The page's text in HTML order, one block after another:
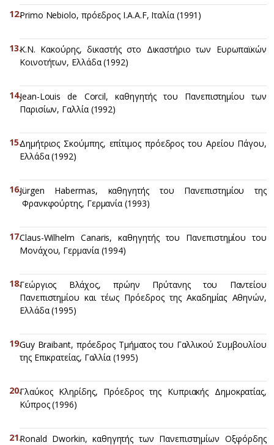
Primo Nebiolo, πρόεδρος I.A.A.F, Ιταλία (1991)
Κ.Ν. Κακούρης, δικαστής στο Δικαστήριο των Ευρωπαϊκών
Κοινοτήτων, Ελλάδα (1992)
Jean-Louis de Corcil, καθηγητής του Πανεπιστημίου των
Παρισίων, Γαλλία (1992)
Δημήτριος Σκούμπης, επίτιμος πρόεδρος του Αρείου Πάγου,
Ελλάδα (1992)
Jürgen Habermas, καθηγητής του Πανεπιστημίου της
Φρανκφούρτης, Γερμανία (1993)
Claus-Wilhelm Canaris, καθηγητής του Πανεπιστημίου του
Μονάχου, Γερμανία (1994)
Γεώργιος Βλάχος, πρώην Πρύτανης του Παντείου
Πανεπιστημίου και τέως Πρόεδρος της Ακαδημίας Αθηνών,
Ελλάδα (1995)
Guy Braibant, πρόεδρος Τμήματος του Γαλλικού Συμβουλίου
της Επικρατείας, Γαλλία (1995)
Γλαύκος Κληρίδης, Πρόεδρος της Κυπριακής Δημοκρατίας,
Κύπρος (1996)
Ronald Dworkin, καθηγητής των Πανεπιστημίων Οξφόρδης